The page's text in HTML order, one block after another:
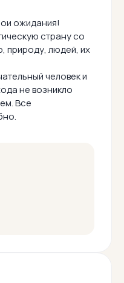
ожидания!
страну со
природу, людей, их
человек и
не возникло
Все